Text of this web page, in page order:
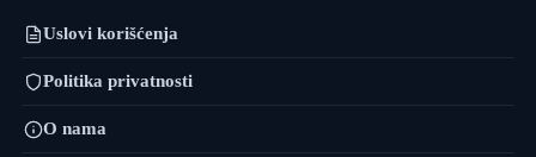
Uslovi korišćenja
Politika privatnosti
O nama